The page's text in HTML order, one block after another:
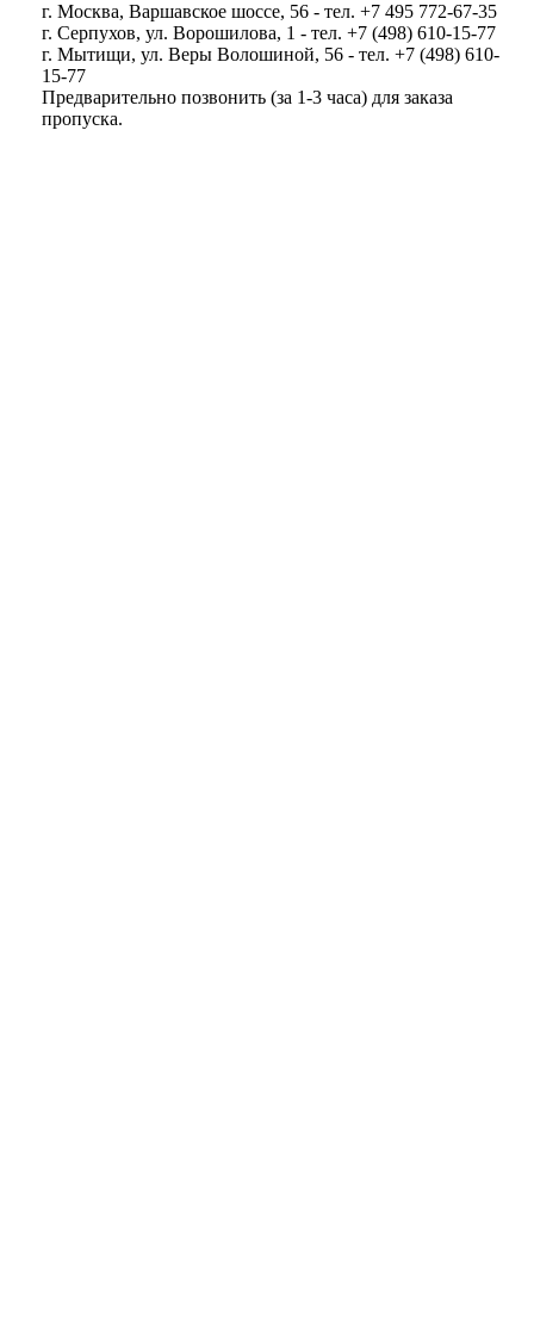
г. Москва, Варшавское шоссе, 56 - тел. +7 495 772-67-35
г. Серпухов, ул. Ворошилова, 1 - тел. +7 (498) 610-15-77
г. Мытищи, ул. Веры Волошиной, 56 - тел. +7 (498) 610-
15-77
Предварительно позвонить (за 1-3 часа) для заказа
пропуска.